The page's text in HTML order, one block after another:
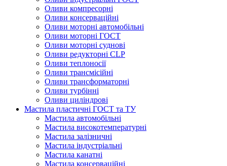
Оливи компресорні
Оливи консерваційні
Оливи моторні автомобільні
Оливи моторні ГОСТ
Оливи моторні суднові
Оливи редукторні CLP
Оливи теплоносії
Оливи трансмісійні
Оливи трансформаторні
Оливи турбінні
Оливи циліндрові
Мастила пластичні ГОСТ та ТУ
Мастила автомобільні
Мастила високотемпературні
Мастила залізничні
Мастила індустріальні
Мастила канатні
Мастила консерваційні